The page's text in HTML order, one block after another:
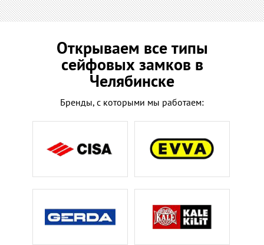
Открываем все типы
сейфовых замков в
Челябинске
Бренды, с которыми мы работаем: